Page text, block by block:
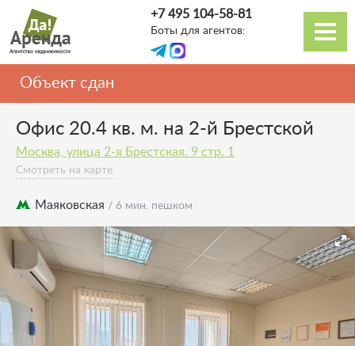
Перейти
основному
содержанию
Основная
навигация
+7 495 104-58-81
Боты для агентов:
Объект сдан
Офис 20.4 кв. м. на 2-й Брестской
Москва, улица 2-я Брестская. 9 стр. 1
Смотреть на карте
Маяковская / 6 мин. пешком